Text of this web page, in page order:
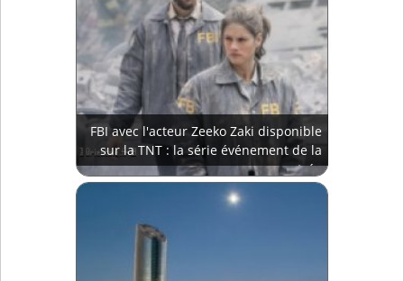
FBI avec l'acteur Zeeko Zaki disponible
sur la TNT : la série événement de la
rentrée